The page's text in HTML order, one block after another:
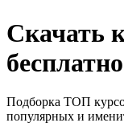
Скачать
Подборка ТОП
популярных и